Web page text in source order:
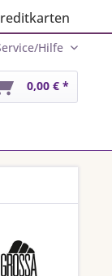
Hilfe
0,00 € *